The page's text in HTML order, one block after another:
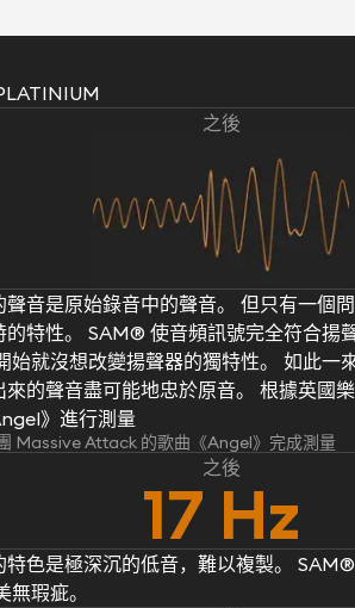
之後
聲音是原始錄音中的聲音。 但只有一個
的特性。 SAM® 使音頻訊號完全符合揚
始就沒想改變揚聲器的獨特性。 如此一
來的聲音盡可能地忠於原音。 根據英國
》進行測量
Massive Attack 的歌曲《Angel》完成測量
之後
17 Hz
特色是極深沉的低音，難以複製。
無瑕疵。